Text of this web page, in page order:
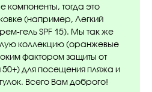
компоненты, тогда это
(например, Легкий
гель SPF 15). Мы так же
коллекцию (оранжевые
фактором защиты от
50+) для посещения пляжа и
Всего Вам доброго!